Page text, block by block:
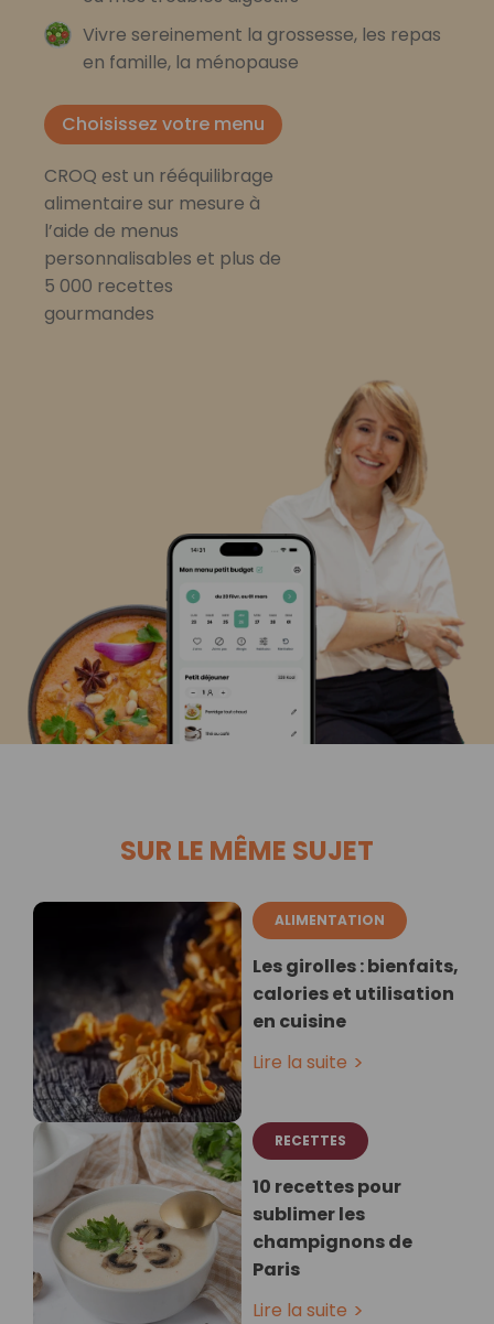
Vivre sereinement la grossesse, les repas
en famille, la ménopause
Choisissez votre menu
CROQ est un rééquilibrage
alimentaire sur mesure à
l’aide de menus
personnalisables et plus de
5 000 recettes
gourmandes
SUR LE MÊME SUJET
ALIMENTATION
Les girolles : bienfaits,
calories et utilisation
en cuisine
Lire la suite
RECETTES
10 recettes pour
sublimer les
champignons de
Paris
Lire la suite